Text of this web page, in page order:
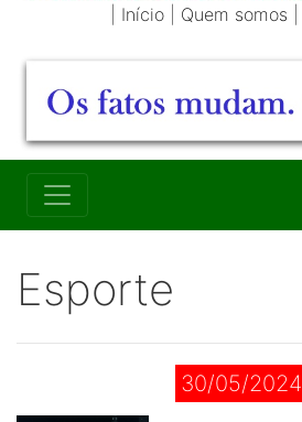
Início Quem somos
Esporte
30/05/2024